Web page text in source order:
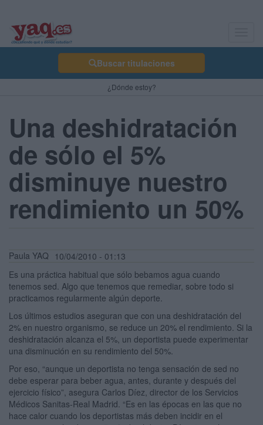
Buscar titulaciones
¿Dónde estoy?
Una deshidratación
de sólo el 5%
disminuye nuestro
rendimiento un 50%
Paula YAQ 10/04/2010 - 01:13
Es una práctica habitual que sólo bebamos agua cuando
tenemos sed. Algo que tenemos que remediar, sobre todo si
practicamos regularmente algún deporte.
Los últimos estudios aseguran que con una deshidratación del
2% en nuestro organismo, se reduce un 20% el rendimiento. Si la
deshidratación alcanza el 5%, un deportista puede experimentar
una disminución en su rendimiento del 50%.
Por eso, “aunque un deportista no tenga sensación de sed no
debe esperar para beber agua, antes, durante y después del
ejercicio físico”, asegura Carlos Díez, director de los Servicios
Médicos Sanitas-Real Madrid. “Es en las épocas en las que no
hace calor cuando los deportistas más deben incidir en el